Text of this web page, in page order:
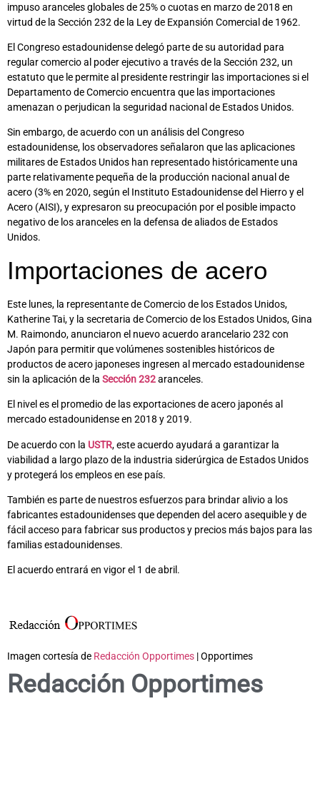
impuso aranceles globales de 25% o cuotas en marzo de 2018 en
virtud de la Sección 232 de la Ley de Expansión Comercial de 1962.
El Congreso estadounidense delegó parte de su autoridad para
regular comercio al poder ejecutivo a través de la Sección 232, un
estatuto que le permite al presidente restringir las importaciones si el
Departamento de Comercio encuentra que las importaciones
amenazan o perjudican la seguridad nacional de Estados Unidos.
Sin embargo, de acuerdo con un análisis del Congreso
estadounidense, los observadores señalaron que las aplicaciones
militares de Estados Unidos han representado históricamente una
parte relativamente pequeña de la producción nacional anual de
acero (3% en 2020, según el Instituto Estadounidense del Hierro y el
Acero (AISI), y expresaron su preocupación por el posible impacto
negativo de los aranceles en la defensa de aliados de Estados
Unidos.
Importaciones de acero
Este lunes, la representante de Comercio de los Estados Unidos,
Katherine Tai, y la secretaria de Comercio de los Estados Unidos, Gina
M. Raimondo, anunciaron el nuevo acuerdo arancelario 232 con
Japón para permitir que volúmenes sostenibles históricos de
productos de acero japoneses ingresen al mercado estadounidense
sin la aplicación de la Sección 232aranceles.
El nivel es el promedio de las exportaciones de acero japonés al
mercado estadounidense en 2018 y 2019.
De acuerdo con la USTR, este acuerdo ayudará a garantizar la
viabilidad a largo plazo de la industria siderúrgica de Estados Unidos
y protegerá los empleos en ese país.
También es parte de nuestros esfuerzos para brindar alivio a los
fabricantes estadounidenses que dependen del acero asequible y de
fácil acceso para fabricar sus productos y precios más bajos para las
familias estadounidenses.
El acuerdo entrará en vigor el 1 de abril.
Imagen cortesía de Redacción Opportimes | Opportimes
Redacción Opportimes